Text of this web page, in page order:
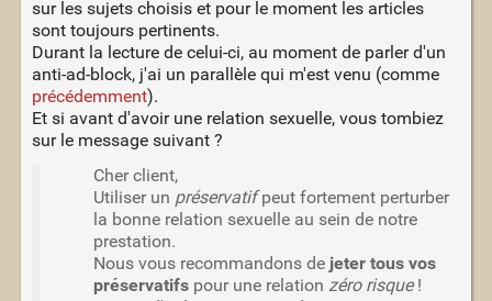
sur les sujets choisis et pour le moment les articles
sont toujours pertinents.
Durant la lecture de celui-ci, au moment de parler d'un
anti-ad-block, j'ai un parallèle qui m'est venu (comme
précédemment).
Et si avant d'avoir une relation sexuelle, vous tombiez
sur le message suivant ?
Cher client,
Utiliser un préservatifpeut fortement perturber
la bonne relation sexuelle au sein de notre
prestation.
Nous vous recommandons de jeter tous vos
préservatifspour une relation zéro risque!